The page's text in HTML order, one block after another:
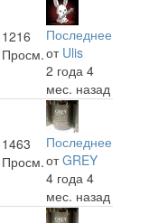
1216
Просм.
Последнее
от Ulis
2 года 4
мес. назад
1463
Просм.
Последнее
отGREY
4 года 4
мес. назад